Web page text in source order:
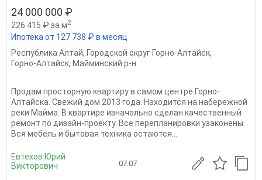
24 000 000 ₽
226 415 ₽ за м2
Ипотека от 127 738 ₽ в месяц
Республика Алтай, Городской округ Горно-Алтайск,
Горно-Алтайск, Майминский р-н
Продам просторную квартиру в самом центре Горно-
Алтайска. Свежий дом 2013 года. Находится на набережной
реки Майма. В квартире изначально сделан качественный
ремонт по дизайн-проекту. Все перепланировки узаконены.
Вся мебель и бытовая техника остаются...
Евтехов Юрий
Викторович
07.07